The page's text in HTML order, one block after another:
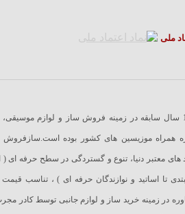
ملی
فروشگاه سازفروش با بیش از 18 سال سابقه در زمینه فروش ساز و لوازم
همراه موزیسین های کشور بوده است.سازفروش
های معتبر دنیا، تنوع و گستردگی در سطح حرفه ای (
تا اساتید و نوازندگان حرفه ای ) ، تناسب
در زمینه خرید ساز و لوازم جانبی توسط کادر